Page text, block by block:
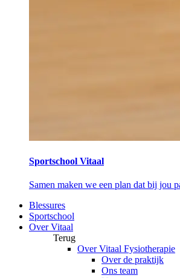
Sportschool Vitaal
Samen maken we een plan dat bij jou
Blessures
Sportschool
Over Vitaal
Terug
Over Vitaal Fysiotherapie
Over de praktijk
Ons team